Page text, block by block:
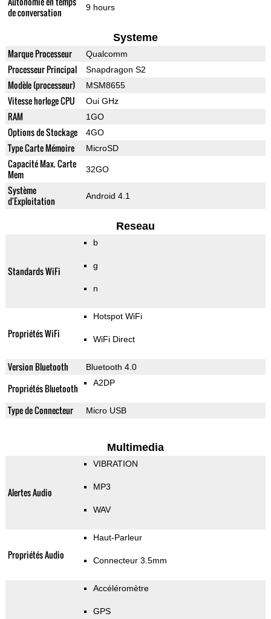
de conversation
9 hours
Systeme
Marque Processeur Qualcomm
Processeur Principal Snapdragon S2
Modèle (processeur) MSM8655
Vitesse horloge CPU Oui GHz
RAM 1GO
Options de Stockage 4GO
Type Carte Mémoire MicroSD
Capacité Max. Carte
Mem
32GO
Système
d'Exploitation
Android 4.1
Reseau
Standards WiFi
b
g
n
Propriétés WiFi
Hotspot WiFi
WiFi Direct
Version Bluetooth Bluetooth 4.0
Propriétés Bluetooth A2DP
Type de Connecteur Micro USB
Multimedia
Alertes Audio
VIBRATION
MP3
WAV
Propriétés Audio
Haut-Parleur
Connecteur 3.5mm
Accéléromètre
GPS